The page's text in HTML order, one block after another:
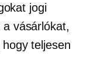
jogi
vásárlókat,
teljesen